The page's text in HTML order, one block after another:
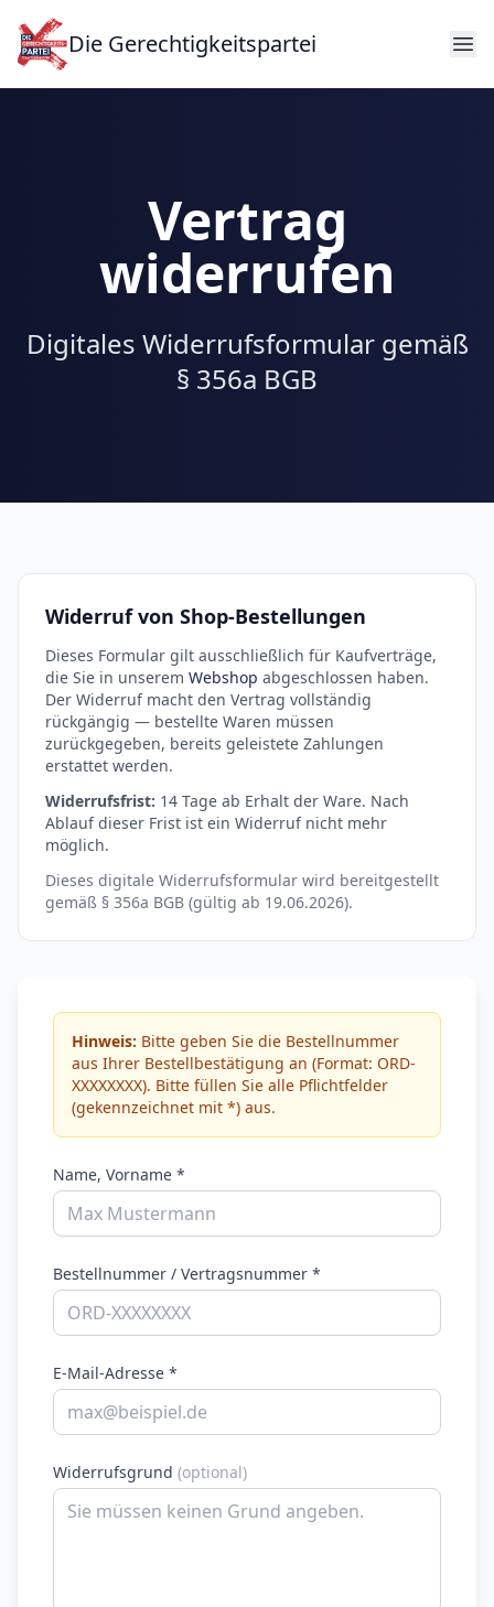
Die Gerechtigkeitspartei
Vertrag
widerrufen
Digitales Widerrufsformular gemäß
§ 356a BGB
Widerruf von Shop-Bestellungen
Dieses Formular gilt ausschließlich für Kaufverträge,
die Sie in unserem Webshop abgeschlossen haben.
Der Widerruf macht den Vertrag vollständig
rückgängig — bestellte Waren müssen
zurückgegeben, bereits geleistete Zahlungen
erstattet werden.
Widerrufsfrist: 14 Tage ab Erhalt der Ware. Nach
Ablauf dieser Frist ist ein Widerruf nicht mehr
möglich.
Dieses digitale Widerrufsformular wird bereitgestellt
gemäß § 356a BGB (gültig ab 19.06.2026).
Hinweis: Bitte geben Sie die Bestellnummer
aus Ihrer Bestellbestätigung an (Format: ORD-
XXXXXXXX). Bitte füllen Sie alle Pflichtfelder
(gekennzeichnet mit *) aus.
Name, Vorname *
Bestellnummer / Vertragsnummer *
E-Mail-Adresse *
Widerrufsgrund (optional)